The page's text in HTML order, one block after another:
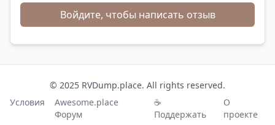
Войдите, чтобы написать отзыв
© 2025 RVDump.place. All rights reserved.
Условия
Awesome.place
Форум
☕
Поддержать
О
проекте